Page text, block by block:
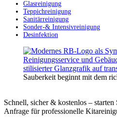
Glasreinigung
Teppichreinigung
Sanitärreinigung
Sonder-& Intensivreinigung
Desinfektion
Sauberkeit beginnt mit dem
Schnell, sicher & kostenlos –
Anfrage für professionelle